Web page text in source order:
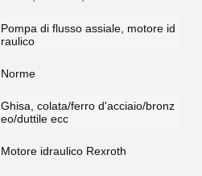
Pompa di flusso assiale, motore id
raulico
Norme
Ghisa, colata/ferro d'acciaio/bronz
eo/duttile ecc
Motore idraulico Rexroth